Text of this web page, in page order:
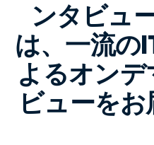
ンタビュ
は、一流の
よるオン
ビューをお